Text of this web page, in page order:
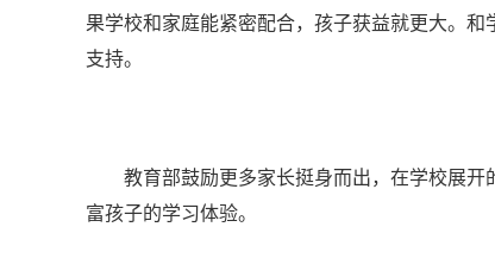
果学校和家庭能紧密配合，孩子获益就更大。
支持。
教育部鼓励更多家长挺身而出，在学校展开
富孩子的学习体验。